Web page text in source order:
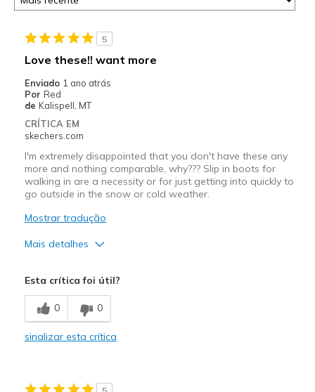
5
Love these!! want more
Enviado 1 ano atrás
Por Red
de Kalispell, MT
CRÍTICA EM
skechers.com
I'm extremely disappointed that you don't have these any
more and nothing comparable, why??? Slip in boots for
walking in are a necessity or for just getting into quickly to
go outside in the snow or cold weather.
Mostrar tradução
Mais detalhes
Breathe Well
Comfortable
Esta crítica foi útil?
0 0
sinalizar esta crítica